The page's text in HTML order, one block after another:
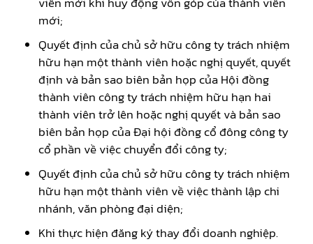
mới;
Quyết định của chủ sở hữu công ty trách nhiệm
hữu hạn một thành viên hoặc nghị quyết, quyết
định và bản sao biên bản họp của Hội đồng
thành viên công ty trách nhiệm hữu hạn hai
thành viên trở lên hoặc nghị quyết và bản sao
biên bản họp của Đại hội đồng cổ đông công ty
cổ phần về việc chuyển đổi công ty;
Quyết định của chủ sở hữu công ty trách nhiệm
hữu hạn một thành viên về việc thành lập chi
nhánh, văn phòng đại diện;
Khi thực hiện đăng ký thay đổi doanh nghiệp.